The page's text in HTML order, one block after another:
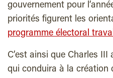
gouvernement pour
priorités figurent les
programme électoral
C’est ainsi que Charles
qui conduira à la création